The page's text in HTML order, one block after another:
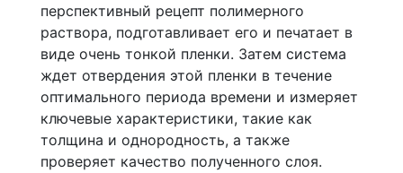
перспективный рецепт полимерного
раствора, подготавливает его и печатает в
виде очень тонкой пленки. Затем система
ждет отвердения этой пленки в течение
оптимального периода времени и измеряет
ключевые характеристики, такие как
толщина и однородность, а также
проверяет качество полученного слоя.